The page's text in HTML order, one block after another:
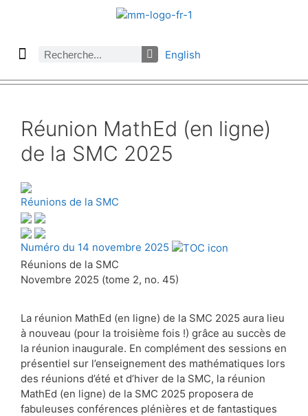
English
Réunion MathEd (en ligne)
de la SMC 2025
Réunions de la SMC
Numéro du 14 novembre 2025
Réunions de la SMC
Novembre 2025 (tome 2, no. 45)
La réunion MathEd (en ligne) de la SMC 2025 aura lieu
à nouveau (pour la troisième fois !) grâce au succès de
la réunion inaugurale. En complément des sessions en
présentiel sur l’enseignement des mathématiques lors
des réunions d’été et d’hiver de la SMC, la réunion
MathEd (en ligne) de la SMC 2025 proposera de
fabuleuses conférences plénières et de fantastiques